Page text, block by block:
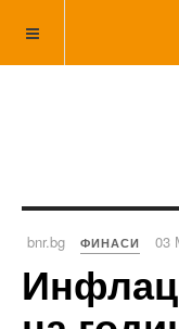
bnr.bg ФИНАСИ 03